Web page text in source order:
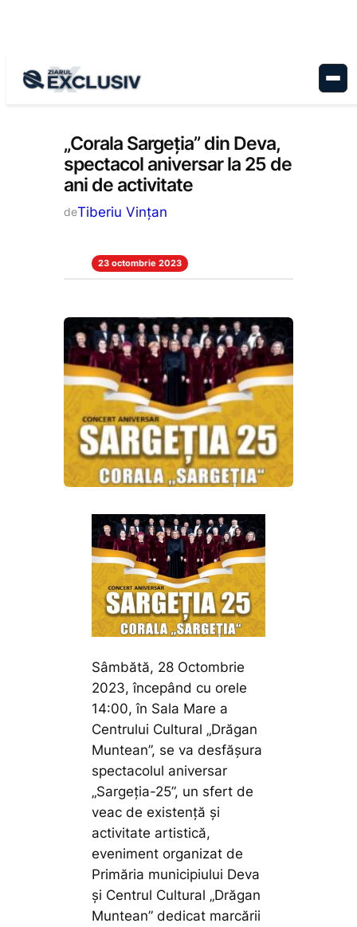
Cultură, Stiri la zi
„Corala Sargeția” din Deva,
spectacol aniversar la 25 de
ani de activitate
deTiberiu Vințan
23 octombrie 2023
Sâmbătă, 28 Octombrie
2023, începând cu orele
14:00, în Sala Mare a
Centrului Cultural „Drăgan
Muntean”, se va desfășura
spectacolul aniversar
„Sargeția-25”, un sfert de
veac de existență și
activitate artistică,
eveniment organizat de
Primăria municipiului Deva
și Centrul Cultural „Drăgan
Muntean” dedicat marcării